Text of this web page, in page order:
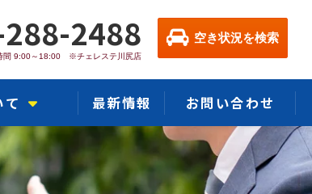
2488
間 9:00～18:00 ※チェレステ川尻店
空き状況を検索
ー店
最新情報 お問い合わせ